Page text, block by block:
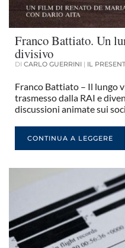
Franco Battiato. Un
divisivo
DI CARLO GUERRINI | IL
Franco Battiato – Il lungo
trasmesso dalla RAI e
discussioni animate sui
CONTINUA A LEGGERE